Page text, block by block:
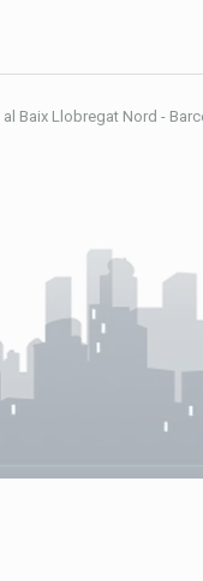
Baix Llobregat Nord -